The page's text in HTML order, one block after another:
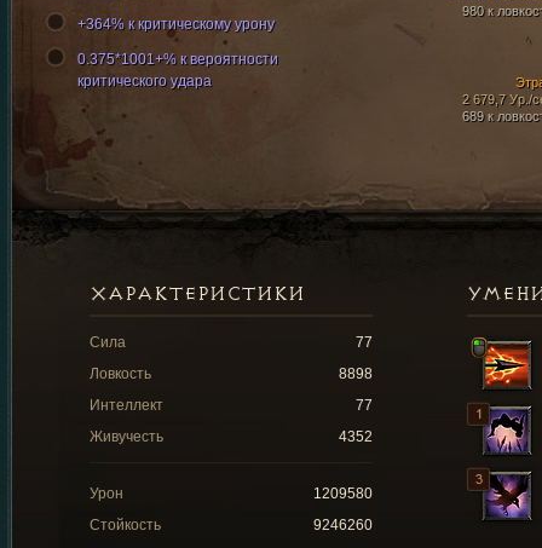
980 к
2 679,7 Ур./
689 к
+364% к критическому урону
0.375*1001+% к вероятности
критического удара
ХАРАКТЕРИСТИКИ
Сила
77
Ловкость
8898
Интеллект
77
Живучесть
4352
Урон
1209580
Стойкость
9246260